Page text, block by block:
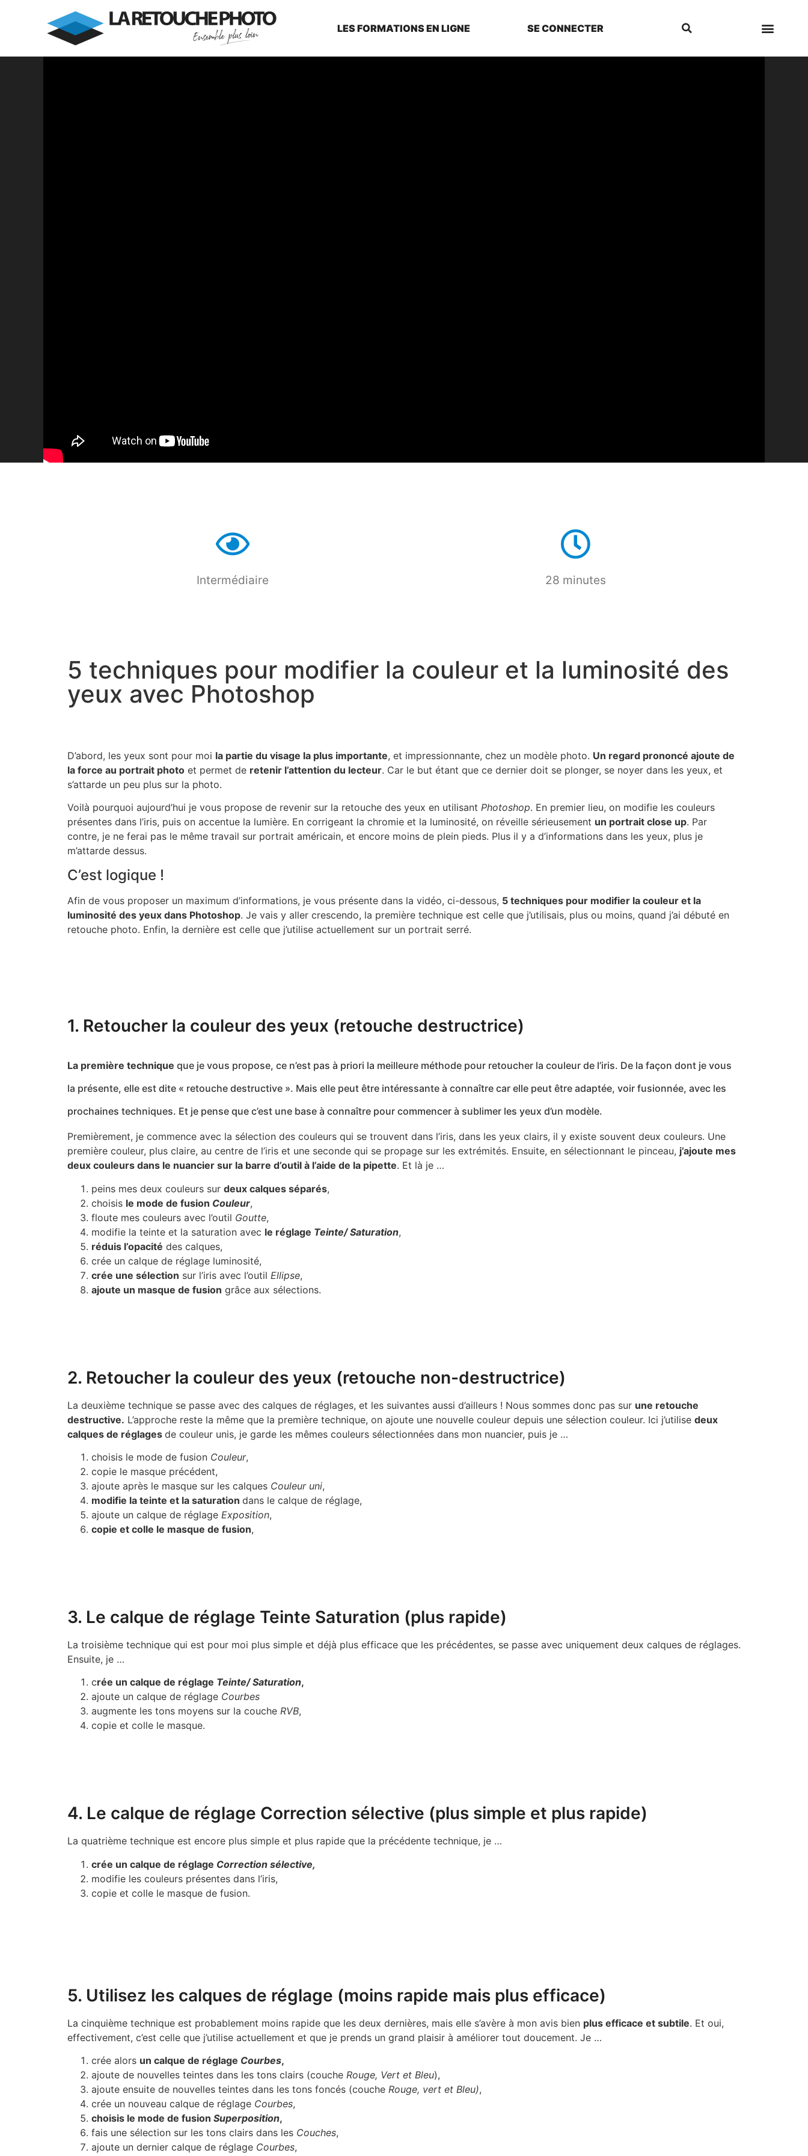
LES FORMATIONS EN LIGNE SE CONNECTER
Intermédiaire 28 minutes
5 techniques pour modifier la couleur et la luminosité des
yeux avec Photoshop
D’abord, les yeux sont pour moi la partie du visage la plus importante, et impressionnante, chez un modèle photo. Un regard prononcé ajoute de
la force au portrait photo et permet de retenir l’attention du lecteur. Car le but étant que ce dernier doit se plonger, se noyer dans les yeux, et
s’attarde un peu plus sur la photo.
Voilà pourquoi aujourd’hui je vous propose de revenir sur la retouche des yeux en utilisant Photoshop. En premier lieu, on modifie les couleurs
présentes dans l’iris, puis on accentue la lumière. En corrigeant la chromie et la luminosité, on réveille sérieusement un portrait close up. Par
contre, je ne ferai pas le même travail sur portrait américain, et encore moins de plein pieds. Plus il y a d’informations dans les yeux, plus je
m’attarde dessus.
C’est logique !
Afin de vous proposer un maximum d’informations, je vous présente dans la vidéo, ci-dessous, 5 techniques pour modifier la couleur et la
luminosité des yeux dans Photoshop. Je vais y aller crescendo, la première technique est celle que j’utilisais, plus ou moins, quand j’ai débuté en
retouche photo. Enfin, la dernière est celle que j’utilise actuellement sur un portrait serré.
1. Retoucher la couleur des yeux (retouche destructrice)
La première technique que je vous propose, ce n’est pas à priori la meilleure méthode pour retoucher la couleur de l’iris. De la façon dont je vous
la présente, elle est dite « retouche destructive ». Mais elle peut être intéressante à connaître car elle peut être adaptée, voir fusionnée, avec les
prochaines techniques. Et je pense que c’est une base à connaître pour commencer à sublimer les yeux d’un modèle.
Premièrement, je commence avec la sélection des couleurs qui se trouvent dans l’iris, dans les yeux clairs, il y existe souvent deux couleurs. Une
première couleur, plus claire, au centre de l’iris et une seconde qui se propage sur les extrémités. Ensuite, en sélectionnant le pinceau, j’ajoute mes
deux couleurs dans le nuancier sur la barre d’outil à l’aide de la pipette. Et là je …
peins mes deux couleurs sur deux calques séparés,
choisis le mode de fusion Couleur,
floute mes couleurs avec l’outil Goutte,
modifie la teinte et la saturation avec le réglage Teinte/ Saturation,
réduis l’opacité des calques,
crée un calque de réglage luminosité,
crée une sélection sur l’iris avec l’outil Ellipse,
ajoute un masque de fusion grâce aux sélections.
2. Retoucher la couleur des yeux (retouche non-destructrice)
La deuxième technique se passe avec des calques de réglages, et les suivantes aussi d’ailleurs ! Nous sommes donc pas sur une retouche
destructive. L’approche reste la même que la première technique, on ajoute une nouvelle couleur depuis une sélection couleur. Ici j’utilise deux
calques de réglages de couleur unis, je garde les mêmes couleurs sélectionnées dans mon nuancier, puis je …
choisis le mode de fusion Couleur,
copie le masque précédent,
ajoute après le masque sur les calques Couleur uni,
modifie la teinte et la saturation dans le calque de réglage,
ajoute un calque de réglage Exposition,
copie et colle le masque de fusion,
3. Le calque de réglage Teinte Saturation (plus rapide)
La troisième technique qui est pour moi plus simple et déjà plus efficace que les précédentes, se passe avec uniquement deux calques de réglages.
Ensuite, je …
crée un calque de réglage Teinte/ Saturation,
ajoute un calque de réglage Courbes
augmente les tons moyens sur la couche RVB,
copie et colle le masque.
4. Le calque de réglage Correction sélective (plus simple et plus rapide)
La quatrième technique est encore plus simple et plus rapide que la précédente technique, je …
crée un calque de réglage Correction sélective,
modifie les couleurs présentes dans l’iris,
copie et colle le masque de fusion.
5. Utilisez les calques de réglage (moins rapide mais plus efficace)
La cinquième technique est probablement moins rapide que les deux dernières, mais elle s’avère à mon avis bien plus efficace et subtile. Et oui,
effectivement, c’est celle que j’utilise actuellement et que je prends un grand plaisir à améliorer tout doucement. Je …
crée alors un calque de réglage Courbes,
ajoute de nouvelles teintes dans les tons clairs (couche Rouge, Vert et Bleu),
ajoute ensuite de nouvelles teintes dans les tons foncés (couche Rouge, vert et Bleu),
crée un nouveau calque de réglage Courbes,
choisis le mode de fusion Superposition,
fais une sélection sur les tons clairs dans les Couches,
ajoute un dernier calque de réglage Courbes,